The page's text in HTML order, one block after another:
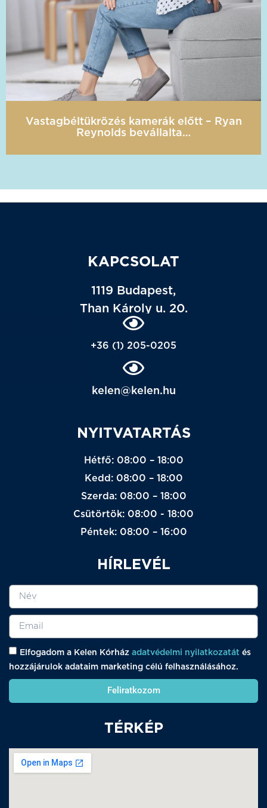
Vastagbéltükrözés kamerák előtt – Ryan
Reynolds bevállalta…
KAPCSOLAT
1119 Budapest,
Than Károly u. 20.
+36 (1) 205-0205
kelen@kelen.hu
NYITVATARTÁS
Hétfő: 08:00 – 18:00
Kedd: 08:00 – 18:00
Szerda: 08:00 – 18:00
Csütörtök: 08:00 - 18:00
Péntek: 08:00 – 16:00
HÍRLEVÉL
Elfogadom a Kelen Kórház adatvédelmi nyilatkozatát és
hozzájárulok adataim marketing célú felhasználásához.
Feliratkozom
TÉRKÉP